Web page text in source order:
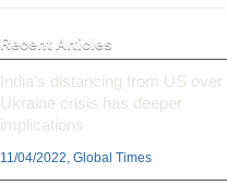
Recent Articles
India’s distancing from US over
Ukraine crisis has deeper
implications
11/04/2022, Global Times